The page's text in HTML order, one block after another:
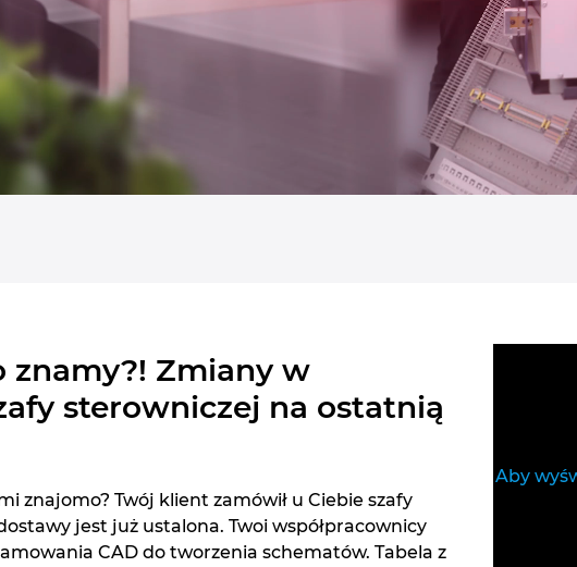
znamy?! Zmiany w
sterowniczej na ostatnią
znajomo? Twój klient zamówił u Ciebie szafy
jest już ustalona. Twoi współpracownicy
CAD do tworzenia schematów. Tabela z
Aby